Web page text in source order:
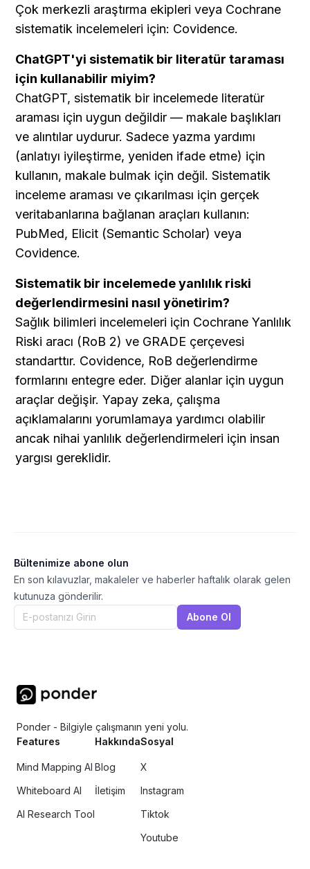
Çok merkezli araştırma ekipleri veya Cochrane
sistematik incelemeleri için: Covidence.
ChatGPT'yi sistematik bir literatür taraması
için kullanabilir miyim?
ChatGPT, sistematik bir incelemede literatür
araması için uygun değildir — makale başlıkları
ve alıntılar uydurur. Sadece yazma yardımı
(anlatıyı iyileştirme, yeniden ifade etme) için
kullanın, makale bulmak için değil. Sistematik
inceleme araması ve çıkarılması için gerçek
veritabanlarına bağlanan araçları kullanın:
PubMed, Elicit (Semantic Scholar) veya
Covidence.
Sistematik bir incelemede yanlılık riski
değerlendirmesini nasıl yönetirim?
Sağlık bilimleri incelemeleri için Cochrane Yanlılık
Riski aracı (RoB 2) ve GRADE çerçevesi
standarttır. Covidence, RoB değerlendirme
formlarını entegre eder. Diğer alanlar için uygun
araçlar değişir. Yapay zeka, çalışma
açıklamalarını yorumlamaya yardımcı olabilir
ancak nihai yanlılık değerlendirmeleri için insan
yargısı gereklidir.
Bültenimize abone olun
En son kılavuzlar, makaleler ve haberler haftalık olarak gelen
kutunuza gönderilir.
Abone Ol
Ponder - Bilgiyle çalışmanın yeni yolu.
Features
Mind Mapping AI
Whiteboard AI
AI Research Tool
Hakkında
Blog
İletişim
Sosyal
X
Instagram
Tiktok
Youtube